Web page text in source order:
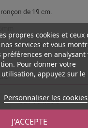
de 19 cm.
EUROPE
Cuir Véritable
Marron moyen
propres cookies et ceux
services et vous
en analysant
Pour donner votre
appuyez sur le
Personnaliser les cookies
J'ACCEPTE